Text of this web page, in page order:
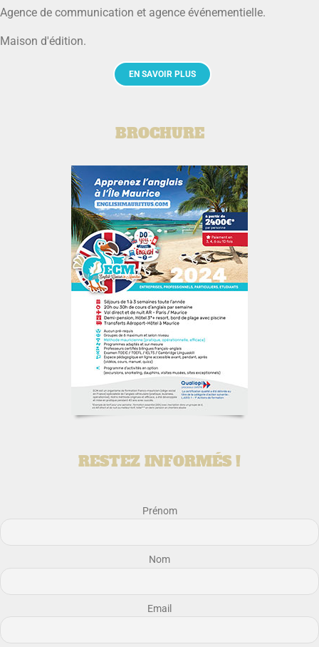
Agence de communication et agence événementielle.
Maison d'édition.
EN SAVOIR PLUS
BROCHURE
RESTEZ INFORMÉS !
Prénom
Nom
Email